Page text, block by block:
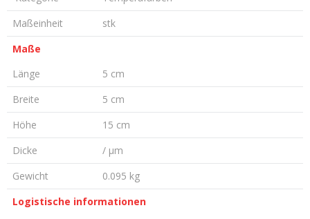
Maßeinheit
stk
Maße
Länge
5 cm
Breite
5 cm
Höhe
15 cm
Dicke
/ µm
Gewicht
0.095 kg
Logistische informationen